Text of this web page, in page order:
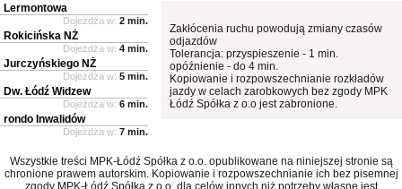
Zakłócenia ruchu powodują zmiany czasów
odjazdów
Tolerancja: przyspieszenie - 1 min.
opóźnienie - do 4 min.
Kopiowanie i rozpowszechnianie rozkładów
jazdy w celach zarobkowych bez zgody MPK
Łódź Spółka z o.o jest zabronione.
Lermontowa
Dojeżdża w: 2 min.
Rokicińska NŻ
Dojeżdża w: 4 min.
Jurczyńskiego NŻ
Dojeżdża w: 5 min.
Dw. Łódź Widzew
Dojeżdża w: 6 min.
rondo Inwalidów
Dojeżdża w: 7 min.
Wszystkie treści MPK-Łódź Spółka z o.o. opublikowane na niniejszej stronie są
chronione prawem autorskim. Kopiowanie i rozpowszechnianie ich bez pisemnej
zgody MPK-Łódź Spółka z o.o. dla celów innych niż potrzeby własne jest